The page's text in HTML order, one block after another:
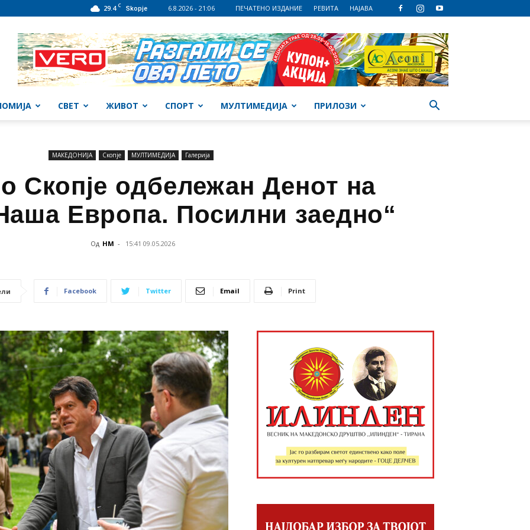
29.4 C Skopje 6.8.2026 - 21:06 ПЕЧАТЕНО ИЗДАНИЕ РЕВИТА НАЈАВА
СВЕТ ЖИВОТ СПОРТ МУЛТИМЕДИЈА ПРИЛОЗИ
МАКЕДОНИЈА Скопје МУЛТИМЕДИЈА Галерија
одбележан Денот на
Европа. Посилни заедно“
Од НМ - 15:41 09.05.2026
Facebook Twitter Email Print